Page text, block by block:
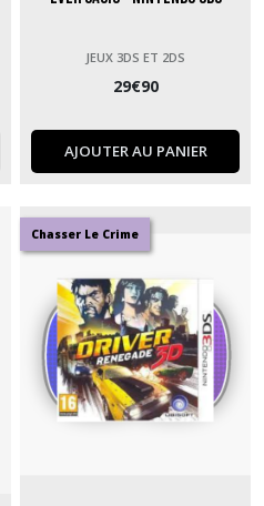
JEUX 3DS ET 2DS
29€90
AJOUTER AU PANIER
Chasser Le Crime